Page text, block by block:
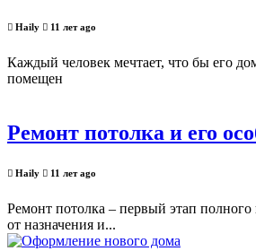
Haily 11 лет ago
Каждый человек мечтает, что бы его
помещен
Ремонт потолка и его
Haily 11 лет ago
Ремонт потолка – первый этап
от назначения и...